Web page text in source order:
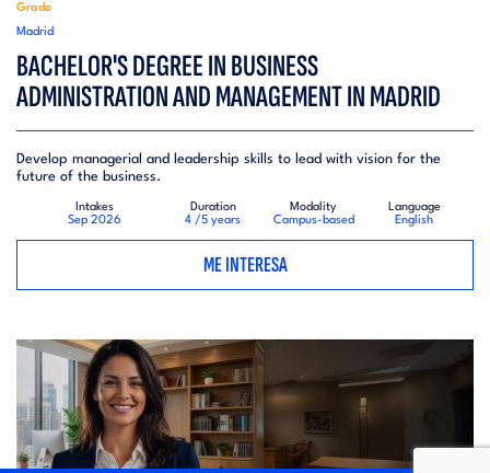
Grado
Madrid
BACHELOR'S DEGREE IN BUSINESS
ADMINISTRATION AND MANAGEMENT IN MADRID
Develop managerial and leadership skills to lead with vision for the
future of the business.
Intakes
Sep 2026
Duration
4 /5 years
Modality
Campus-based
Language
English
ME INTERESA